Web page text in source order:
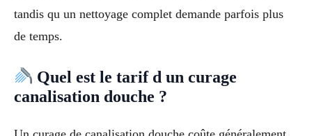
tandis qu un nettoyage complet demande parfois plus
de temps.
Quel est le tarif d un curage
canalisation douche ?